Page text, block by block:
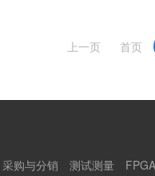
上一页 首页
采购与分销 测试测量